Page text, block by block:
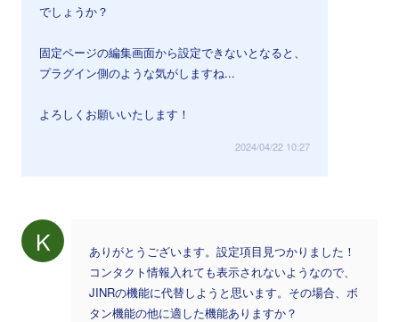
でしょうか？
固定ページの編集画面から設定できないとなると、
プラグイン側のような気がしますね...
よろしくお願いいたします！
2024/04/22 10:27
K
ありがとうございます。設定項目見つかりました！
コンタクト情報入れても表示されないようなので、
JINRの機能に代替しようと思います。その場合、ボ
タン機能の他に適した機能ありますか？